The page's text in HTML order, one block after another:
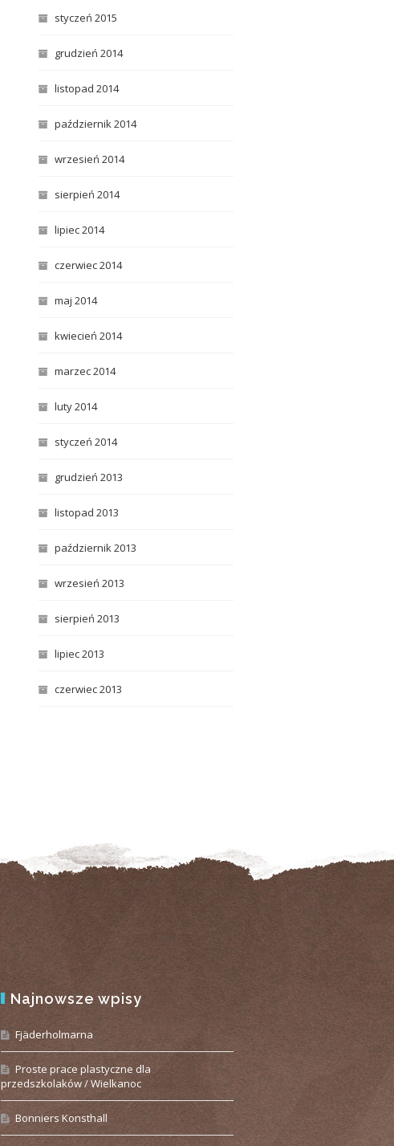
styczeń 2015
grudzień 2014
listopad 2014
październik 2014
wrzesień 2014
sierpień 2014
lipiec 2014
czerwiec 2014
maj 2014
kwiecień 2014
marzec 2014
luty 2014
styczeń 2014
grudzień 2013
listopad 2013
październik 2013
wrzesień 2013
sierpień 2013
lipiec 2013
czerwiec 2013
Najnowsze wpisy
Fjäderholmarna
Proste prace plastyczne dla
przedszkolaków / Wielkanoc
Bonniers Konsthall